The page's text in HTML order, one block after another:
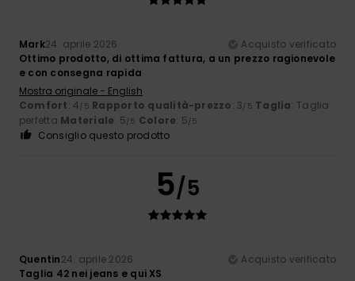
Mark24. aprile 2026
Acquisto verificato
Ottimo prodotto, di ottima fattura, a un prezzo ragionevole
e con consegna rapida
Mostra originale - English
Comfort: 4/5 Rapporto qualità-prezzo: 3/5 Taglia: Taglia
perfetta Materiale: 5/5 Colore: 5/5
Consiglio questo prodotto
5/5
Quentin24. aprile 2026
Acquisto verificato
Taglia 42 nei jeans e qui XS